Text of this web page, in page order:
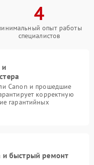
4
опыт работы
специалистов
и
Canon и прошедшие
корректную
гарантийных
и быстрый ремонт